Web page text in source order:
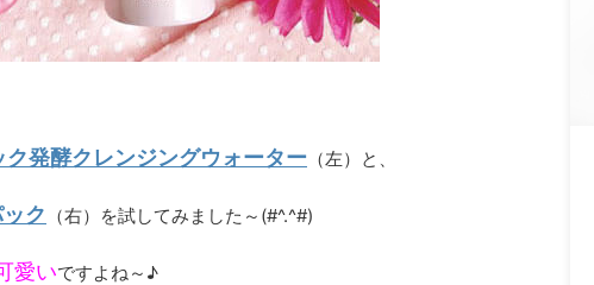
発酵クレンジングウォーター （左）と、
ク （右）を試してみました～(#^.^#)
愛いですよね～♪